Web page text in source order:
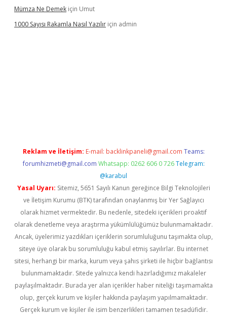
Mümza Ne Demek için Umut
1000 Sayısı Rakamla Nasıl Yazılır için admin
Reklam ve İletişim: E-mail: backlinkpaneli@gmail.com Teams:
forumhizmeti@gmail.com Whatsapp: 0262 606 0 726 Telegram:
@karabul
Yasal Uyarı: Sitemiz, 5651 Sayılı Kanun gereğince Bilgi Teknolojileri
ve İletişim Kurumu (BTK) tarafından onaylanmış bir Yer Sağlayıcı
olarak hizmet vermektedir. Bu nedenle, sitedeki içerikleri proaktif
olarak denetleme veya araştırma yükümlülüğümüz bulunmamaktadır.
Ancak, üyelerimiz yazdıkları içeriklerin sorumluluğunu taşımakta olup,
siteye üye olarak bu sorumluluğu kabul etmiş sayılırlar. Bu internet
sitesi, herhangi bir marka, kurum veya şahıs şirketi ile hiçbir bağlantısı
bulunmamaktadır. Sitede yalnızca kendi hazırladığımız makaleler
paylaşılmaktadır. Burada yer alan içerikler haber niteliği taşımamakta
olup, gerçek kurum ve kişiler hakkında paylaşım yapılmamaktadır.
Gerçek kurum ve kişiler ile isim benzerlikleri tamamen tesadüfidir.